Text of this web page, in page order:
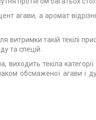
агави, а аромат
такій текілі
та спецій.
текіла
обсмаженої агави і